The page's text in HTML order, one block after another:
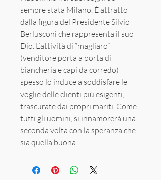
sempre stata Milano. È attratto
dalla figura del Presidente Silvio
Berlusconi che rappresenta il suo
Dio. L’attività di “magliaro”
(venditore porta a porta di
biancheria e capi da corredo)
spesso lo induce a soddisfare le
voglie delle clienti più esigenti,
trascurate dai propri mariti. Come
tutti gli uomini, si innamorerà una
seconda volta con la speranza che
sia quella buona.